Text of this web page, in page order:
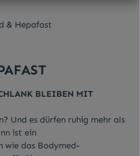
& Hepafast
BLEIBEN MIT
Und es dürfen ruhig mehr als
ist ein
wie das Bodymed-